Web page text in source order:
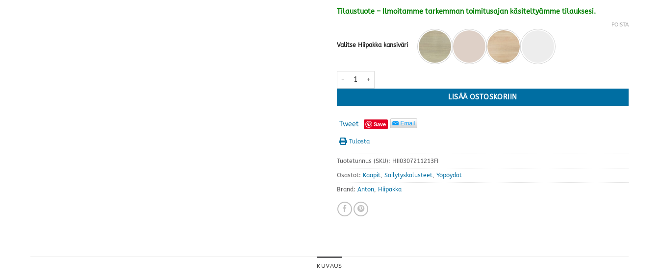
Tilaustuote – Ilmoitamme tarkemman toimitusajan käsiteltyämme tilauksesi.
Valitse Hiipakka kansiväri
POISTA
Anton kaappi A1.4 · useita värejä määrä
LISÄÄ OSTOSKORIIN
Tweet Save
Tulosta
Tuotetunnus (SKU): HII0307211213FI
Osastot: Kaapit Säilytyskalusteet Yöpöydät
Brand: Anton Hiipakka
KUVAUS